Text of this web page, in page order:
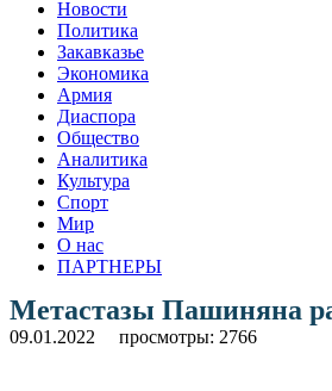
Новости
Политика
Закавказье
Экономика
Армия
Диаспора
Общество
Аналитика
Культура
Спорт
Мир
О нас
ПАРТНЕРЫ
Метастазы Пашиняна
09.01.2022 просмотры: 2766